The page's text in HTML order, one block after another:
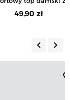
krótkim rękawem
49,90 zł
keyboard_arrow_left keyboard_arrow_right